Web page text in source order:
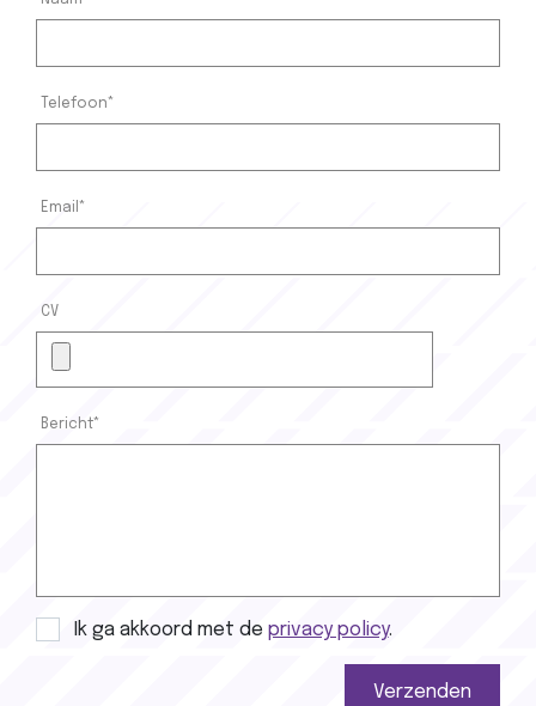
Telefoon*
Email*
CV
Bericht*
Privacy policy
Ik ga akkoord met de privacy policy.
Verzenden